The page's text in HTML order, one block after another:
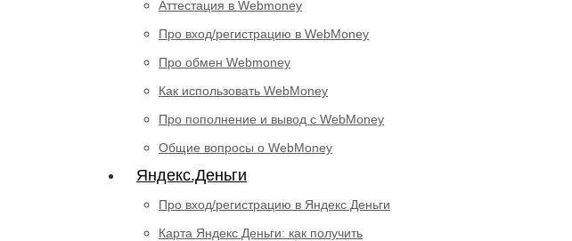
Аттестация в Webmoney
Про вход/регистрацию в WebMoney
Про обмен Webmoney
Как использовать WebMoney
Про пополнение и вывод с WebMoney
Общие вопросы о WebMoney
Яндекс.Деньги
Про вход/регистрацию в Яндекс Деньги
Карта Яндекс Деньги: как получить